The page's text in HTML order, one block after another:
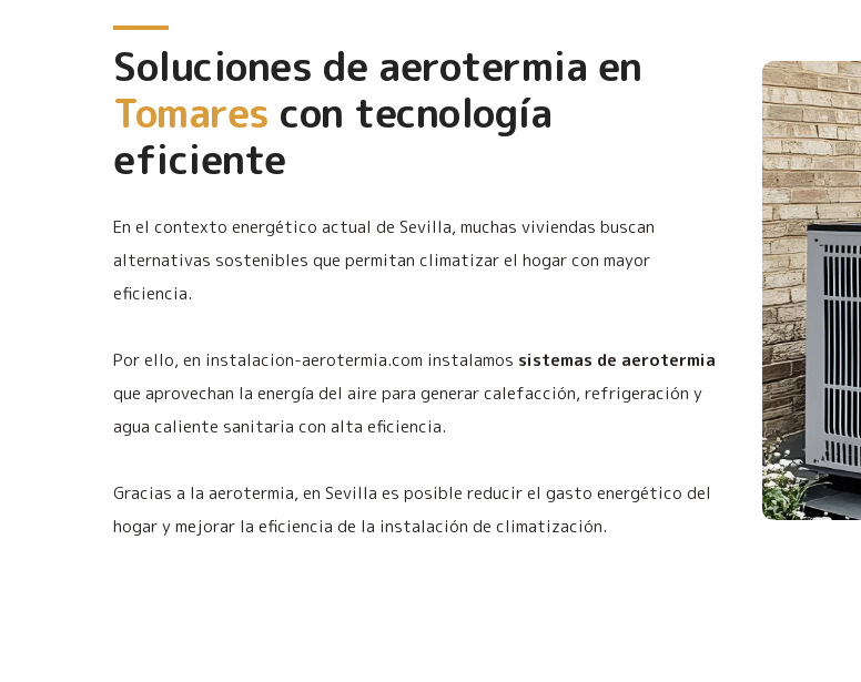
Soluciones de aerotermia en
Tomares con tecnología
eficiente
En el contexto energético actual de Sevilla, muchas viviendas buscan
alternativas sostenibles que permitan climatizar el hogar con mayor
eficiencia.
Por ello, en instalacion-aerotermia.com instalamos sistemas de aerotermia
que aprovechan la energía del aire para generar calefacción, refrigeración y
agua caliente sanitaria con alta eficiencia.
Gracias a la aerotermia, en Sevilla es posible reducir el gasto energético del
hogar y mejorar la eficiencia de la instalación de climatización.